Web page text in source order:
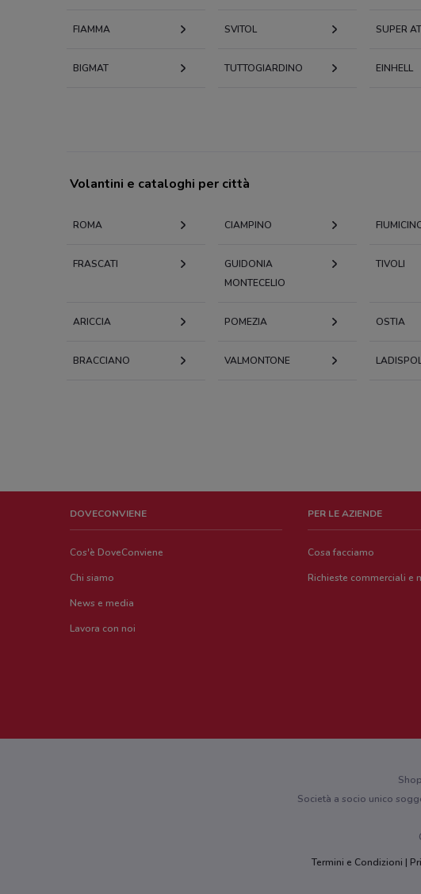
FIAMMA SVITOL SUPER
BIGMAT TUTTOGIARDINO EINHELL
Volantini e cataloghi per città
ROMA CIAMPINO
FRASCATI
GUIDONIA
MONTECELIO
TIVOLI
ARICCIA POMEZIA OSTIA
BRACCIANO VALMONTONE
DOVECONVIENE
Cos'è DoveConviene
Chi siamo
News e media
Lavora con noi
PER LE AZIENDE
Cosa facciamo
Richieste commerciali e
Società a socio unico
Termini e Condizioni